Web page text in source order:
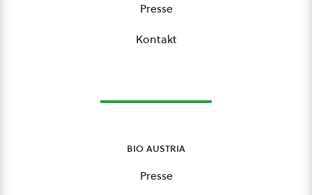
Presse
Kontakt
bio austria
Presse